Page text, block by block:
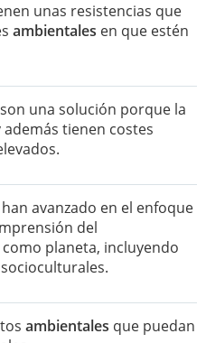
unas resistencias que
ambientales en que estén
una solución porque la
tienen costes
han avanzado en el enfoque
del
planeta, incluyendo
ambientales que puedan